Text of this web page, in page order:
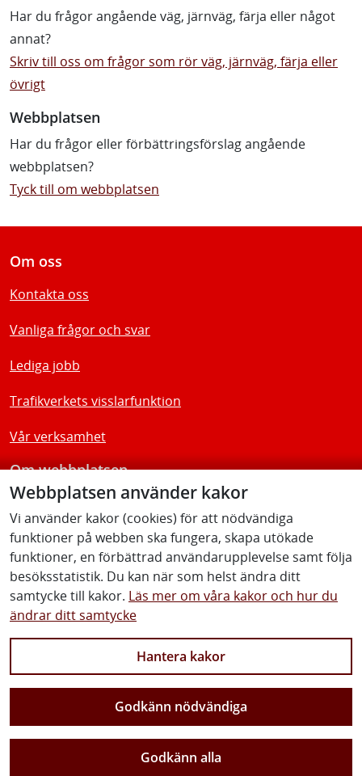
Webbplatsen använder kakor
Vi använder kakor (cookies) för att nödvändiga
funktioner på webben ska fungera, skapa utökade
funktioner, en förbättrad användarupplevelse samt följa
besöksstatistik. Du kan när som helst ändra ditt
samtycke till kakor. Läs mer om våra kakor och hur du
ändrar ditt samtycke
Hantera kakor
Godkänn nödvändiga
Godkänn alla
Har du frågor angående väg, järnväg, färja eller något
annat?
Skriv till oss om frågor som rör väg, järnväg, färja eller
övrigt
Webbplatsen
Har du frågor eller förbättringsförslag angående
webbplatsen?
Tyck till om webbplatsen
Vi gör Sverige närmare
Om oss
Kontakta oss
Vanliga frågor och svar
Lediga jobb
Trafikverkets visslarfunktion
Vår verksamhet
Om webbplatsen
Tillgänglighetsredogörelse
Följ oss
Facebook Youtube